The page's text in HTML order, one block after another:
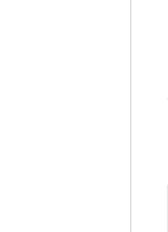
독
친
욕